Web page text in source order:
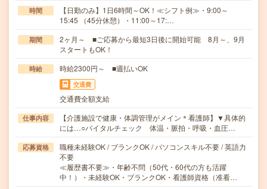
時間
【日勤のみ】1日6時間～OK！≪シフト例≫・9:00～
15:45 （45分休憩）・11:00～17:…
期間
2ヶ月～ ■ご応募から最短3日後に開始可能 8月～、9月
スタートもOK！
時給 時給2300円～ ■週払いOK
交通費
交通費全額支給
仕事内容
【介護施設で健康・体調管理がメイン＊看護師】▼具体的
には…○バイタルチェック 体温・脈拍・呼吸・血圧…
応募資格
職種未経験OK / ブランクOK / パソコンスキル不要 / 英語力
不要
≪履歴書不要≫・年齢不問（50代・60代の方も活躍
中！）・未経験OK・ブランクOK・看護師資格（准看…